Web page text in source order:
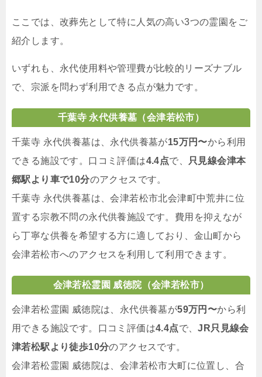
ここでは、改葬先として特に人気の高い3つの霊園をご
紹介します。
いずれも、永代使用料や管理費が比較的リーズナブル
で、宗派を問わず利用できる点が魅力です。
千葉寺 永代供養墓（会津若松市）
千葉寺 永代供養墓は、永代供養墓が15万円〜から利用
できる施設です。口コミ評価は4.4点で、
只見線会津本
郷駅より車で10分のアクセスです。
千葉寺 永代供養墓は、会津若松市北会津町中荒井に位
置する宗教不問の永代供養施設です。費用を抑えなが
ら丁寧な供養を希望する方に適しており、金山町から
会津若松市へのアクセスを利用して利用できます。
会津若松霊園 威徳院（会津若松市）
会津若松霊園 威徳院は、永代供養墓が59万円〜から利
用できる施設です。口コミ評価は4.4点で、JR只見線会
津若松駅より徒歩10分のアクセスです。
会津若松霊園 威徳院は、会津若松市大町に位置し、合